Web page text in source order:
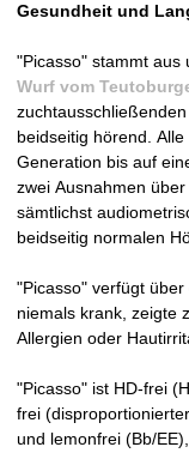
n
V
D
H
-
Z
u
c
h
Gesundheit und
"Picasso" stammt aus
Wurf vom
beidseitig hörend.
Generation bis auf
zwei Ausnahmen
sämtlichst
beidseitig normalen
"Picasso" verfügt
niemals krank, zeigte
Allergien oder
"Picasso" ist HD-frei
frei
und lemonfrei (Bb/